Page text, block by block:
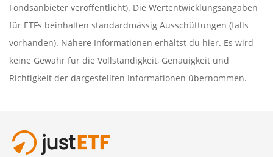
Fondsanbieter veröffentlicht). Die Wertentwicklungsangaben
für ETFs beinhalten standardmässig Ausschüttungen (falls
vorhanden). Nähere Informationen erhältst du hier. Es wird
keine Gewähr für die Vollständigkeit, Genauigkeit und
Richtigkeit der dargestellten Informationen übernommen.